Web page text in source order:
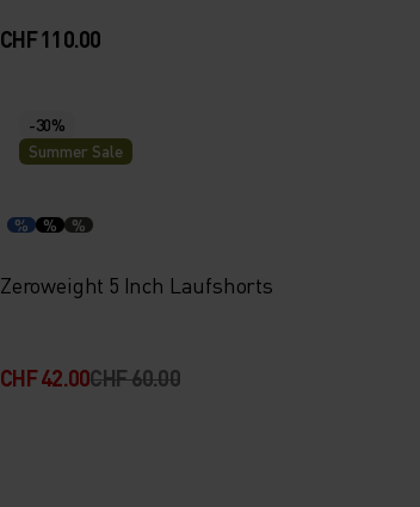
CHF 110.00
-30%
Summer Sale
% % %
Zeroweight 5 Inch Laufshorts
CHF 42.00CHF 60.00